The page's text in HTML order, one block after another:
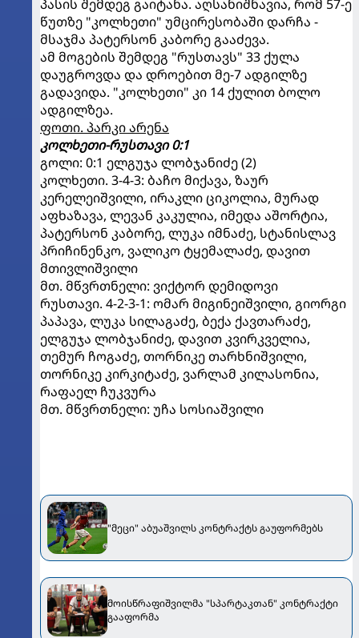
პასის შემდეგ გაიტანა. აღსანიშნავია, რომ 57-ე
წუთზე "კოლხეთი" უმცირესობაში დარჩა -
მსაჯმა პატერსონ კაბორე გააძევა.
ამ მოგების შემდეგ "რუსთავს" 33 ქულა
დაუგროვდა და დროებით მე-7 ადგილზე
გადავიდა. "კოლხეთი" კი 14 ქულით ბოლო
ადგილზეა.
ფოთი. პარკი არენა
კოლხეთი-რუსთავი 0:1
გოლი: 0:1 ელგუჯა ლობჯანიძე (2)
კოლხეთი. 3-4-3: ბაჩო მიქავა, ზაურ
კერელეიშვილი, ირაკლი ციკოლია, მურად
აფხაზავა, ლევან კაკულია, იმედა აშორტია,
პატერსონ კაბორე, ლუკა იმნაძე, სტანისლავ
პრიჩინენკო, ვალიკო ტყემალაძე, დავით
მთივლიშვილი
მთ. მწვრთნელი: ვიქტორ დემიდოვი
რუსთავი. 4-2-3-1: ომარ მიგინეიშვილი, გიორგი
პაპავა, ლუკა სილაგაძე, ბექა ქავთარაძე,
ელგუჯა ლობჯანიძე, დავით კვირკველია,
თემურ ჩოგაძე, თორნიკე თარხნიშვილი,
თორნიკე კირკიტაძე, ვარლამ კილასონია,
რაფაელ ჩუკვურა
მთ. მწვრთნელი: უჩა სოსიაშვილი
"მეცი" აბუაშვილს კონტრაქტს გაუფორმებს
მოისწრაფიშვილმა "სპარტაკთან" კონტრაქტი
გააფორმა